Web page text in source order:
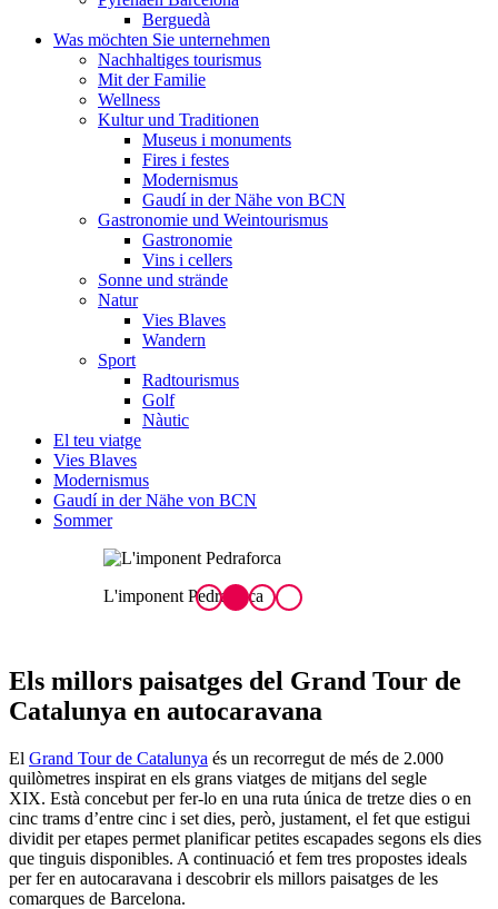
Berguedà
Was möchten Sie unternehmen
Nachhaltiges tourismus
Mit der Familie
Wellness
Kultur und Traditionen
Museus i monuments
Fires i festes
Modernismus
Gaudí in der Nähe von BCN
Gastronomie und Weintourismus
Gastronomie
Vins i cellers
Sonne und strände
Natur
Vies Blaves
Wandern
Sport
Radtourismus
Golf
Nàutic
El teu viatge
Vies Blaves
Modernismus
Gaudí in der Nähe von BCN
Sommer
L'imponent Pedraforca
Els millors paisatges del Grand Tour de
Catalunya en autocaravana
El Grand Tour de Catalunya és un recorregut de més de 2.000
quilòmetres inspirat en els grans viatges de mitjans del segle
XIX. Està concebut per fer-lo en una ruta única de tretze dies o en
cinc trams d’entre cinc i set dies, però, justament, el fet que estigui
dividit per etapes permet planificar petites escapades segons els dies
que tinguis disponibles. A continuació et fem tres propostes ideals
per fer en autocaravana i descobrir els millors paisatges de les
comarques de Barcelona.